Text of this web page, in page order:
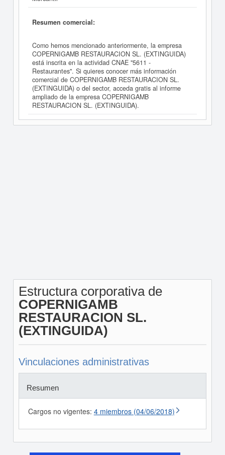
Resumen comercial:
Como hemos mencionado anteriormente, la empresa
COPERNIGAMB RESTAURACION SL. (EXTINGUIDA)
está inscrita en la actividad CNAE "5611 -
Restaurantes". Si quieres conocer más información
comercial de COPERNIGAMB RESTAURACION SL.
(EXTINGUIDA) o del sector, acceda gratis al informe
ampliado de la empresa COPERNIGAMB
RESTAURACION SL. (EXTINGUIDA).
Estructura corporativa de
COPERNIGAMB
RESTAURACION SL.
(EXTINGUIDA)
Vinculaciones administrativas
Resumen
Cargos no vigentes: 4 miembros (04/06/2018)